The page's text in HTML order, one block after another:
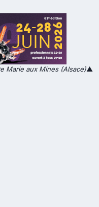
Marie aux Mines (Alsace)▲